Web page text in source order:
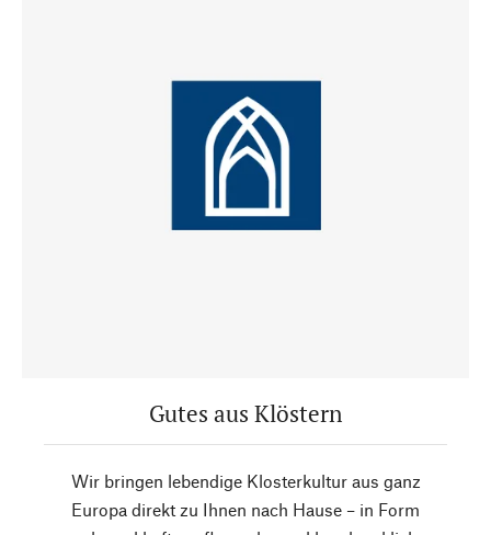
Gutes aus Klöstern
Wir bringen lebendige Klosterkultur aus ganz
Europa direkt zu Ihnen nach Hause – in Form